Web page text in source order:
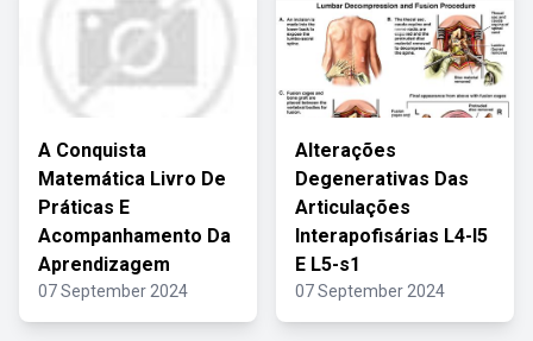
A Conquista
Matemática Livro De
Práticas E
Acompanhamento Da
Aprendizagem
07 September 2024
Alterações
Degenerativas Das
Articulações
Interapofisárias L4-l5
E L5-s1
07 September 2024